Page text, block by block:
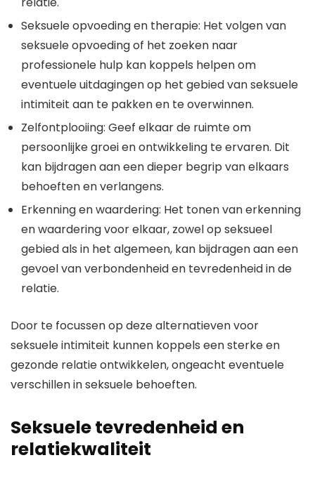
Seksuele opvoeding en therapie: Het volgen van
seksuele opvoeding of het zoeken naar
professionele hulp kan koppels helpen om
eventuele uitdagingen op het gebied van seksuele
intimiteit aan te pakken en te overwinnen.
Zelfontplooiing: Geef elkaar de ruimte om
persoonlijke groei en ontwikkeling te ervaren. Dit
kan bijdragen aan een dieper begrip van elkaars
behoeften en verlangens.
Erkenning en waardering: Het tonen van erkenning
en waardering voor elkaar, zowel op seksueel
gebied als in het algemeen, kan bijdragen aan een
gevoel van verbondenheid en tevredenheid in de
relatie.
Door te focussen op deze alternatieven voor
seksuele intimiteit kunnen koppels een sterke en
gezonde relatie ontwikkelen, ongeacht eventuele
verschillen in seksuele behoeften.
Seksuele tevredenheid en
relatiekwaliteit